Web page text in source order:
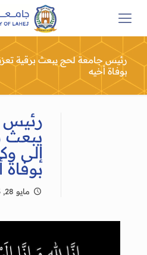
رئيس جامعة لحج يبعث برقية
بوفاة أخيه
رئيس
يبعث
إلى
بوفاة
مايو 28, 2023